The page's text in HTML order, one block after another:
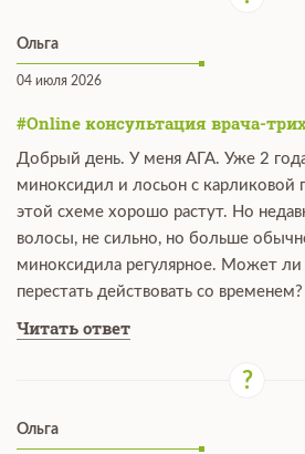
Ольга
04 июля 2026
#Online консультация врача-
Добрый день. У меня АГА. Уже 2
миноксидил и лосьон с карликовой
этой схеме хорошо растут. Но
волосы, не сильно, но больше
миноксидила регулярное. Может
перестать действовать со временем?
Читать ответ
Ольга